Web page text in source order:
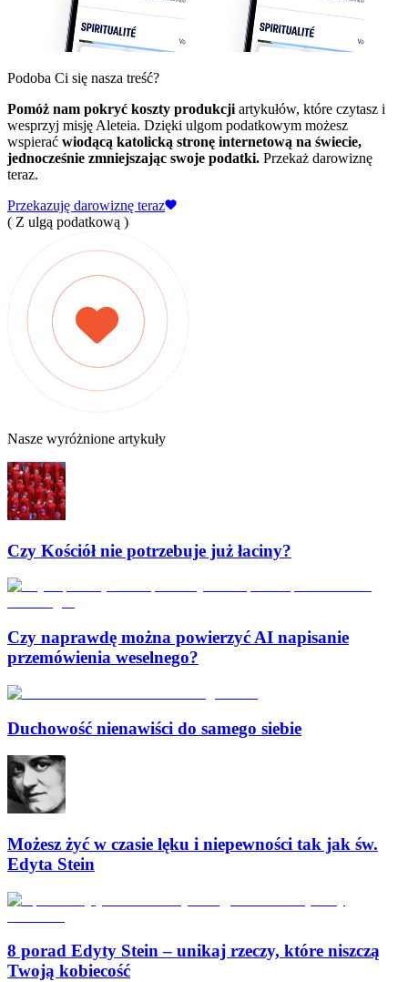
Podoba Ci się nasza treść?
Pomóż nam pokryć koszty produkcji artykułów, które czytasz i
wesprzyj misję Aleteia. Dzięki ulgom podatkowym możesz
wspierać wiodącą katolicką stronę internetową na świecie,
jednocześnie zmniejszając swoje podatki. Przekaż darowiznę
teraz.
Przekazuję darowiznę teraz
( Z ulgą podatkową )
Nasze wyróżnione artykuły
Czy Kościół nie potrzebuje już łaciny?
Czy naprawdę można powierzyć AI napisanie
przemówienia weselnego?
Duchowość nienawiści do samego siebie
Możesz żyć w czasie lęku i niepewności tak jak św.
Edyta Stein
8 porad Edyty Stein – unikaj rzeczy, które niszczą
Twoją kobiecość